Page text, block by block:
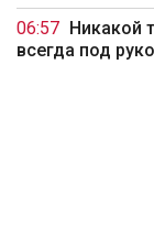
06:57
Никакой
всегда под